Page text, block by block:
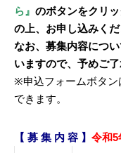
ら』 のボタンをクリ
の上、お申し込みくだ
なお、募集内容につ
いますので、予めご了
※申込フォームボタン
できます。
【 募 集 内 容 】 令和5